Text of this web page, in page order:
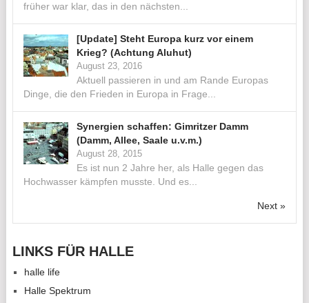
früher war klar, das in den nächsten...
[Update] Steht Europa kurz vor einem
Krieg? (Achtung Aluhut)
August 23, 2016
Aktuell passieren in und am Rande Europas
Dinge, die den Frieden in Europa in Frage...
Synergien schaffen: Gimritzer Damm
(Damm, Allee, Saale u.v.m.)
August 28, 2015
Es ist nun 2 Jahre her, als Halle gegen das
Hochwasser kämpfen musste. Und es...
Next »
LINKS FÜR HALLE
halle life
Halle Spektrum